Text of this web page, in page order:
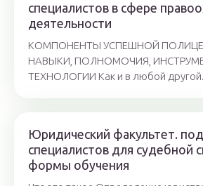
специалистов в сфере
деятельности
КОМПОНЕНТЫ УСПЕШНОЙ
НАВЫКИ, ПОЛНОМОЧИЯ,
ТЕХНОЛОГИИ Как и в любой
Юридический факультет.
специалистов для судебной
формы обучения